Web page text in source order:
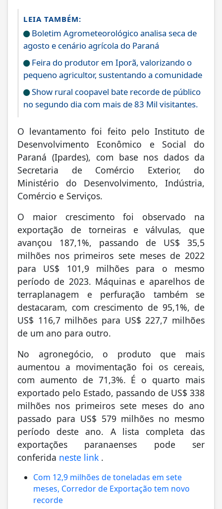
LEIA TAMBÉM:
Boletim Agrometeorológico analisa seca de
agosto e cenário agrícola do Paraná
Feira do produtor em Iporã, valorizando o
pequeno agricultor, sustentando a comunidade
Show rural coopavel bate recorde de público
no segundo dia com mais de 83 Mil visitantes.
O levantamento foi feito pelo Instituto de
Desenvolvimento Econômico e Social do
Paraná (Ipardes), com base nos dados da
Secretaria de Comércio Exterior, do
Ministério do Desenvolvimento, Indústria,
Comércio e Serviços.
O maior crescimento foi observado na
exportação de torneiras e válvulas, que
avançou 187,1%, passando de US$ 35,5
milhões nos primeiros sete meses de 2022
para US$ 101,9 milhões para o mesmo
período de 2023. Máquinas e aparelhos de
terraplanagem e perfuração também se
destacaram, com crescimento de 95,1%, de
US$ 116,7 milhões para US$ 227,7 milhões
de um ano para outro.
No agronegócio, o produto que mais
aumentou a movimentação foi os cereais,
com aumento de 71,3%. É o quarto mais
exportado pelo Estado, passando de US$ 338
milhões nos primeiros sete meses do ano
passado para US$ 579 milhões no mesmo
período deste ano. A lista completa das
exportações paranaenses pode ser
conferida neste link
Com 12,9 milhões de toneladas em sete
meses, Corredor de Exportação tem novo
recorde